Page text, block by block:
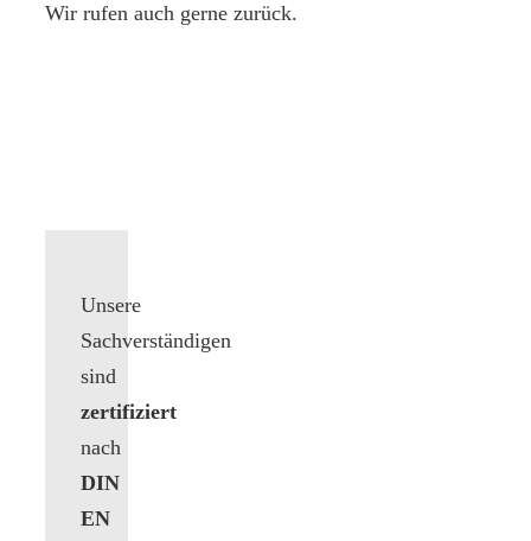
Wir rufen auch gerne zurück.
Unsere
Sachverständigen
sind
zertifiziert
nach
DIN
EN